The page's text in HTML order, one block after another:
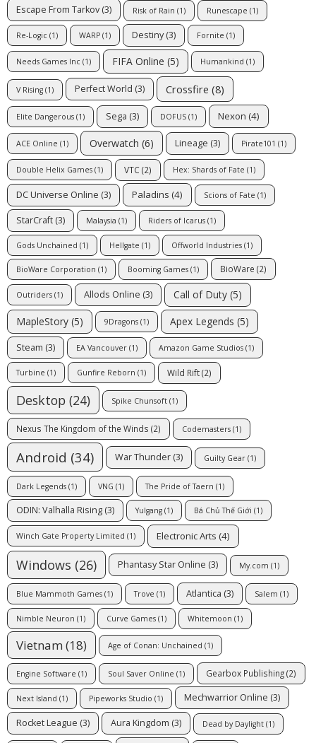
Escape From Tarkov (3) Risk of Rain (1) Runescape (1)
Re-Logic (1) WARP (1) Destiny(3) Fornite (1)
Needs Games Inc (1) FIFA Online (5) Humankind (1)
V Rising (1) Perfect World (3) Crossfire (8)
Elite Dangerous (1) Sega (3) DOFUS (1) Nexon (4)
ACE Online (1) Overwatch (6) Lineage (3) Pirate101 (1)
Double Helix Games (1) VTC(2) Hex: Shards of Fate (1)
DC Universe Online (3) Paladins (4) Scions of Fate (1)
StarCraft (3) Malaysia (1) Riders of Icarus (1)
Gods Unchained (1) Hellgate (1) Offworld Industries (1)
BioWare Corporation (1) Booming Games (1) BioWare (2)
Outriders (1) Allods Online (3) Call of Duty (5)
MapleStory (5) 9Dragons (1) Apex Legends (5)
Steam (3) EA Vancouver (1) Amazon Game Studios (1)
Turbine (1) Gunfire Reborn (1) Wild Rift(2)
Desktop (24) Spike Chunsoft (1)
Nexus The Kingdom of the Winds (2) Codemasters (1)
Android (34) War Thunder (3) Guilty Gear (1)
Dark Legends (1) VNG (1) The Pride of Taern (1)
ODIN: Valhalla Rising (3) Yulgang (1) Bá Chủ Thế Giới (1)
Winch Gate Property Limited (1) Electronic Arts (4)
Windows (26) Phantasy Star Online (3) My.com (1)
Blue Mammoth Games (1) Trove (1) Atlantica (3) Salem (1)
Nimble Neuron (1) Curve Games (1) Whitemoon (1)
Vietnam (18) Age of Conan: Unchained (1)
Engine Software (1) Soul Saver Online (1) Gearbox Publishing(2)
Next Island (1) Pipeworks Studio (1) Mechwarrior Online (3)
Rocket League (3) Aura Kingdom (3) Dead by Daylight (1)